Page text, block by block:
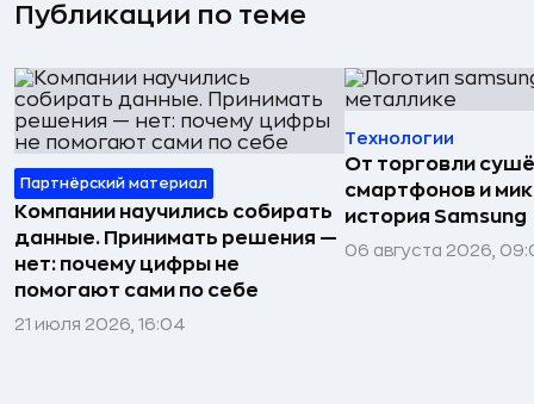
Публикации по теме
Партнёрский материал
Компании научились собирать
данные. Принимать решения —
нет: почему цифры не
помогают сами по себе
21 июля 2026, 16:04
Технологии
От торговли
смартфонов и
история Samsung
06 августа 2026,